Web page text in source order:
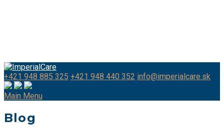
+421 948 885 325 +421 948 440 352 info@imperialcare.sk
Main Menu
Blog